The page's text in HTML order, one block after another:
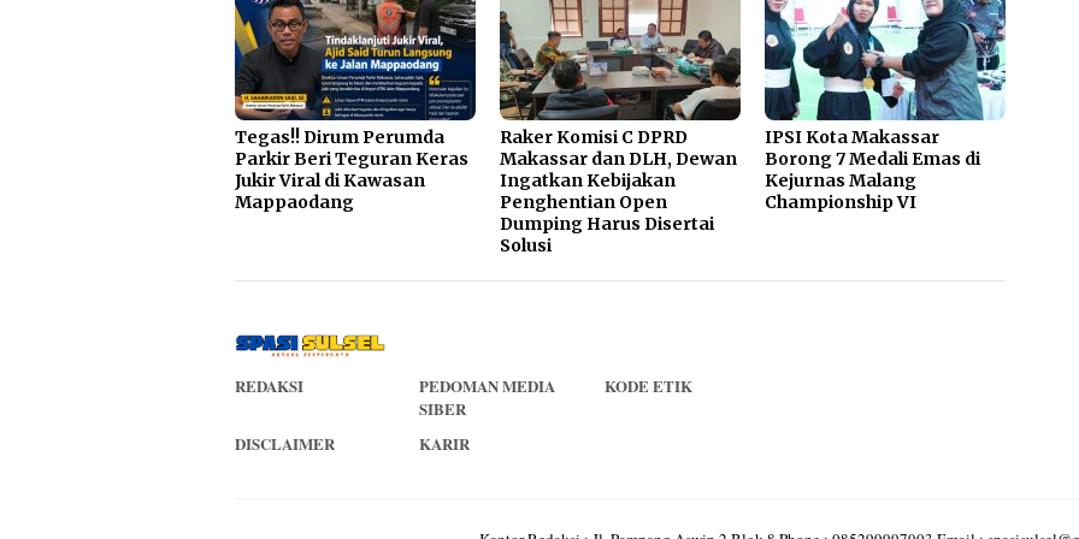
Tegas!! Dirum Perumda
Parkir Beri Teguran Keras
Jukir Viral di Kawasan
Mappaodang
Raker Komisi C DPRD
Makassar dan DLH, Dewan
Ingatkan Kebijakan
Penghentian Open
Dumping Harus Disertai
Solusi
IPSI Kota Makassar
Borong 7 Medali Emas di
Kejurnas Malang
Championship VI
REDAKSI
PEDOMAN MEDIA
SIBER
KODE ETIK
DISCLAIMER KARIR